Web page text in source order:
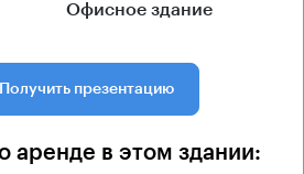
Офисное здание
Получить презентацию
аренде в этом здании: